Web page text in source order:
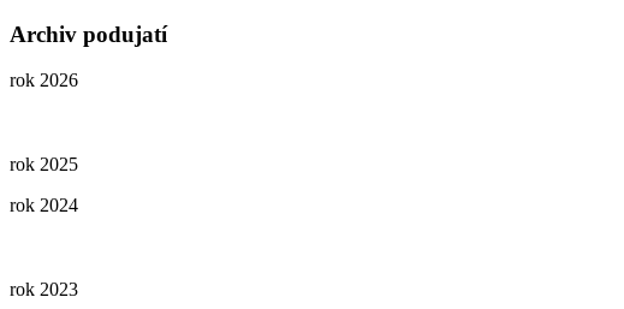
Archiv podujatí
rok 2026
rok 2025
rok 2024
rok 2023